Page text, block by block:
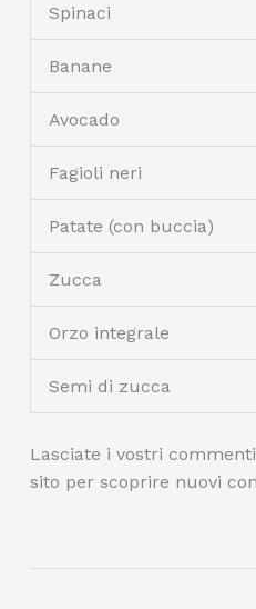
Spinaci
Banane
Avocado
Fagioli neri
Patate (con buccia)
Zucca
Orzo integrale
Semi di zucca
Lasciate i vostri
sito per scoprire nuovi